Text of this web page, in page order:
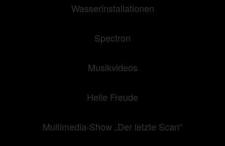
Wasserinstallationen
Spectron
Musikvideos
Helle Freude
Multimedia-Show „Der letzte Scan“